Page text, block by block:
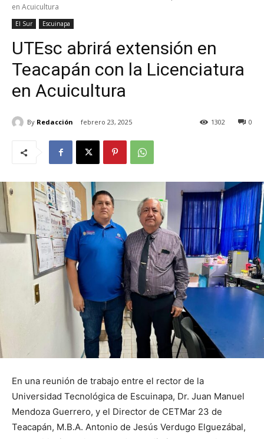
en Acuicultura
El Sur Escuinapa
UTEsc abrirá extensión en
Teacapán con la Licenciatura
en Acuicultura
By Redacción febrero 23, 2025 0
1302
En una reunión de trabajo entre el rector de la
Universidad Tecnológica de Escuinapa, Dr. Juan Manuel
Mendoza Guerrero, y el Director de CETMar 23 de
Teacapán, M.B.A. Antonio de Jesús Verdugo Elguezábal,